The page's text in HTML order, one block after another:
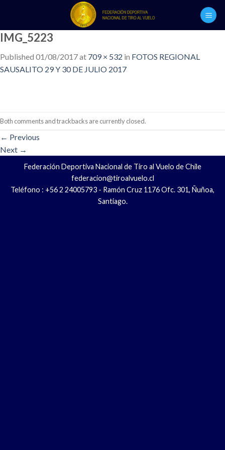
content
IMG_5223
Published 01/08/2017at 709 × 532 in FOTOS REGIONAL
SAUSALITO 29 Y 30 DE JULIO 2017
Both comments and trackbacks are currently closed.
← Previous
Next →
Federación Deportiva Nacional de Tiro al Vuelo de Chile
federacion@tiroalvuelo.cl
Teléfono : +56 2 24005793 - Ramón Cruz 1176 Ofc. 301, Ñuñoa,
Santiago.